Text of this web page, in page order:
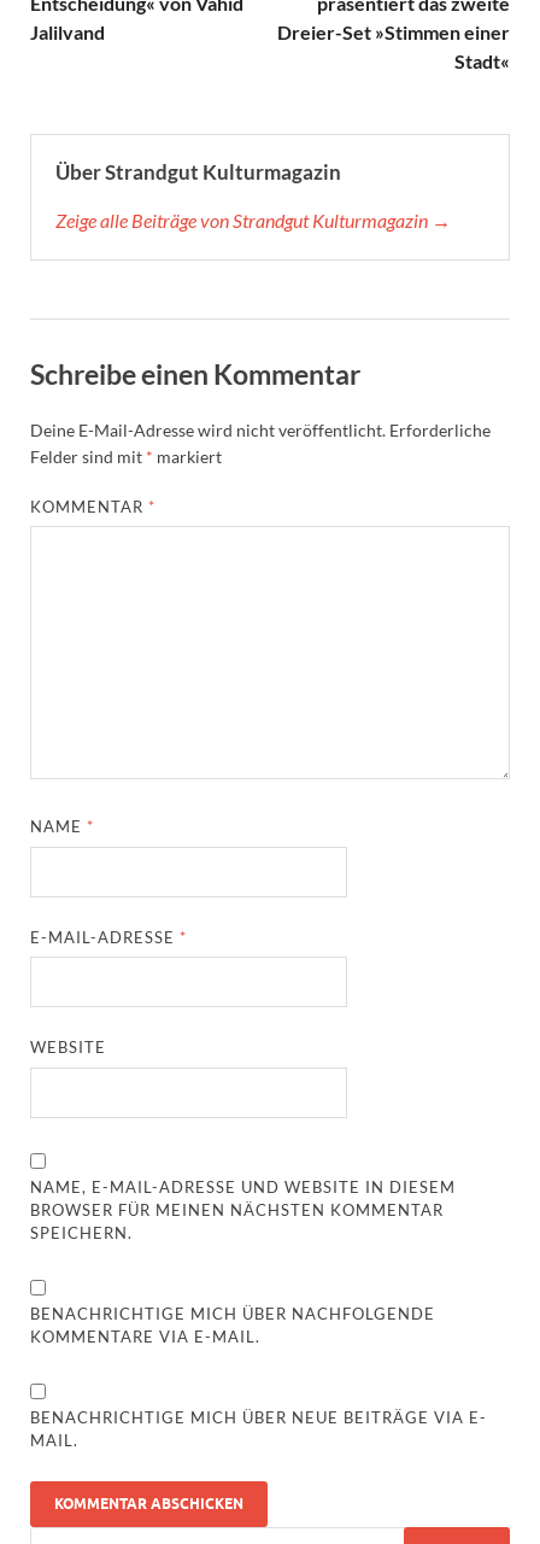
Jalilvand
Dreier-Set »Stimmen einer
Stadt«
Über Strandgut Kulturmagazin
Zeige alle Beiträge von Strandgut Kulturmagazin →
Schreibe einen Kommentar
Deine E-Mail-Adresse wird nicht veröffentlicht. Erforderliche
Felder sind mit * markiert
KOMMENTAR *
NAME *
E-MAIL-ADRESSE *
WEBSITE
NAME, E-MAIL-ADRESSE UND WEBSITE IN DIESEM
BROWSER FÜR MEINEN NÄCHSTEN KOMMENTAR
SPEICHERN.
BENACHRICHTIGE MICH ÜBER NACHFOLGENDE
KOMMENTARE VIA E-MAIL.
BENACHRICHTIGE MICH ÜBER NEUE BEITRÄGE VIA E-
MAIL.